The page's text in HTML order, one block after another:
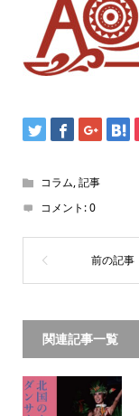
コラム,記事
コメント:0
関連記事一覧